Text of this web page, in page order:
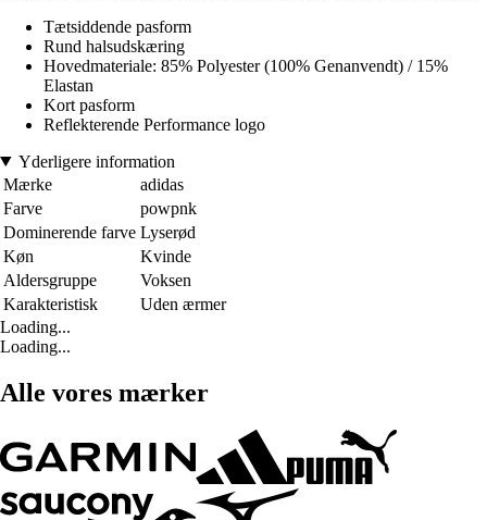
Tætsiddende pasform
Rund halsudskæring
Hovedmateriale: 85% Polyester (100% Genanvendt) / 15%
Elastan
Kort pasform
Reflekterende Performance logo
Yderligere information
Mærke
adidas
Farve
powpnk
Dominerende farve Lyserød
Køn
Kvinde
Aldersgruppe
Voksen
Karakteristisk
Uden ærmer
Loading...
Loading...
Alle vores mærker